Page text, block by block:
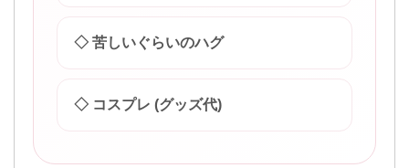
◇ 苦しいぐらいのハグ
◇ コスプレ (グッズ代)